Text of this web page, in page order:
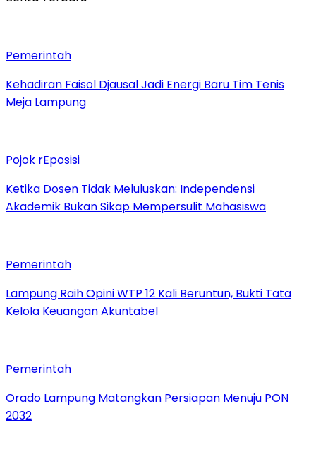
Pemerintah
Kehadiran Faisol Djausal Jadi Energi Baru Tim Tenis
Meja Lampung
Pojok rEposisi
Ketika Dosen Tidak Meluluskan: Independensi
Akademik Bukan Sikap Mempersulit Mahasiswa
Pemerintah
Lampung Raih Opini WTP 12 Kali Beruntun, Bukti Tata
Kelola Keuangan Akuntabel
Pemerintah
Orado Lampung Matangkan Persiapan Menuju PON
2032